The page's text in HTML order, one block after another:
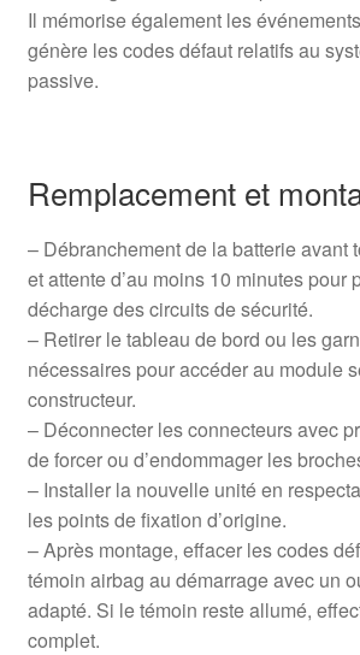
Il mémorise également les
génère les codes défaut relatifs au
passive.
Remplacement et
– Débranchement de la batterie avant
et attente d’au moins 10 minutes pour
décharge des circuits de sécurité.
– Retirer le tableau de bord ou les
nécessaires pour accéder au module
constructeur.
– Déconnecter les connecteurs avec
de forcer ou d’endommager les
– Installer la nouvelle unité en
les points de fixation d’origine.
– Après montage, effacer les codes
témoin airbag au démarrage avec un
adapté. Si le témoin reste allumé,
complet.